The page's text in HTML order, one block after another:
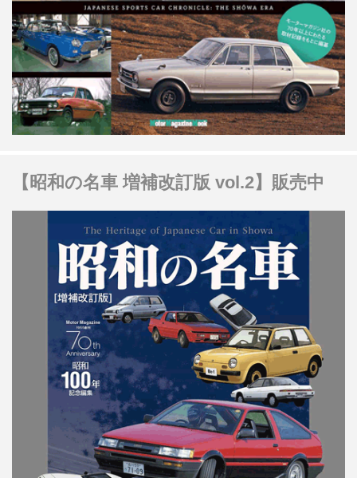
【昭和の名車 増補改訂版 vol.2】販売中